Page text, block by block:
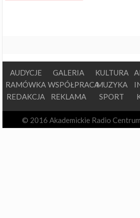
AUDYCJE
RAMÓWKA
REDAKCJA
GALERIA
WSPÓŁPRACA
REKLAMA
KULTURA
MUZYKA
SPORT
© 2016 Akademickie Radio